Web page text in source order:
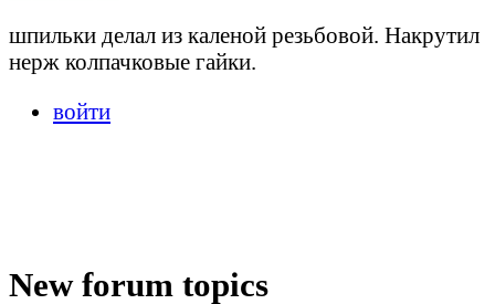
шпильки делал из каленой резьбовой. Накрутил
нерж колпачковые гайки.
войти
New forum topics